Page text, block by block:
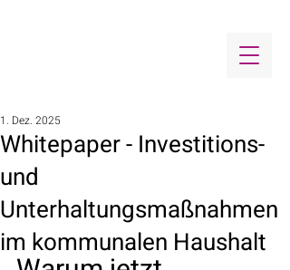
Whitepaper - Investitions-
und
Unterhaltungsmaßnahmen
im kommunalen Haushalt
1. Dez. 2025